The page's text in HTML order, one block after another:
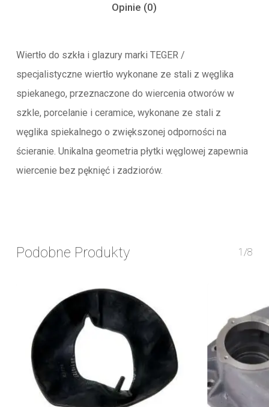
Opinie (0)
Wiertło do szkła i glazury marki TEGER /
specjalistyczne wiertło wykonane ze stali z węglika
spiekanego, przeznaczone do wiercenia otworów w
szkle, porcelanie i ceramice, wykonane ze stali z
węglika spiekalnego o zwiększonej odporności na
ścieranie. Unikalna geometria płytki węglowej zapewnia
wiercenie bez pęknięć i zadziorów.
Podobne Produkty 1/8